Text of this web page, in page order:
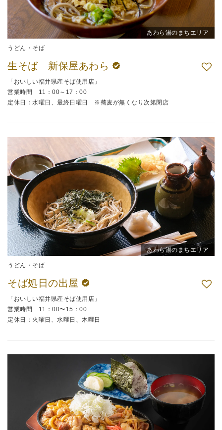
あわら湯のまちエリア
うどん・そば
生そば 新保屋あわら
「おいしい福井県産そば使用店」
営業時間 11：00～17：00
定休日：水曜日、最終日曜日 ※蕎麦が無くなり次第閉店
あわら湯のまちエリア
うどん・そば
そば処日の出屋
「おいしい福井県産そば使用店」
営業時間 11：00〜15：00
定休日：火曜日、水曜日、木曜日